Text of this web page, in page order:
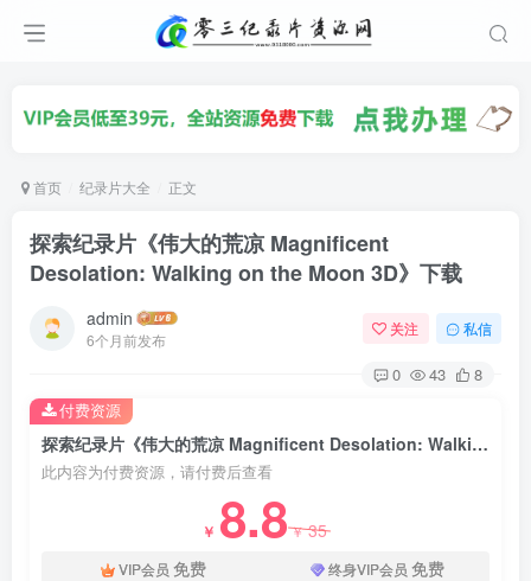
首页 纪录片大全 正文
探索纪录片《伟大的荒凉 Magnificent
Desolation: Walking on the Moon 3D》下载
admin
6个月前发布
关注 私信
0 43 8
探索纪录片《伟大的荒凉 Magnificent Desolation: Walking on the Moon 3D》下载
此内容为付费资源，请付费后查看
￥ 8.8￥35
VIP会员 免费 终身VIP会员 免费
付费资源